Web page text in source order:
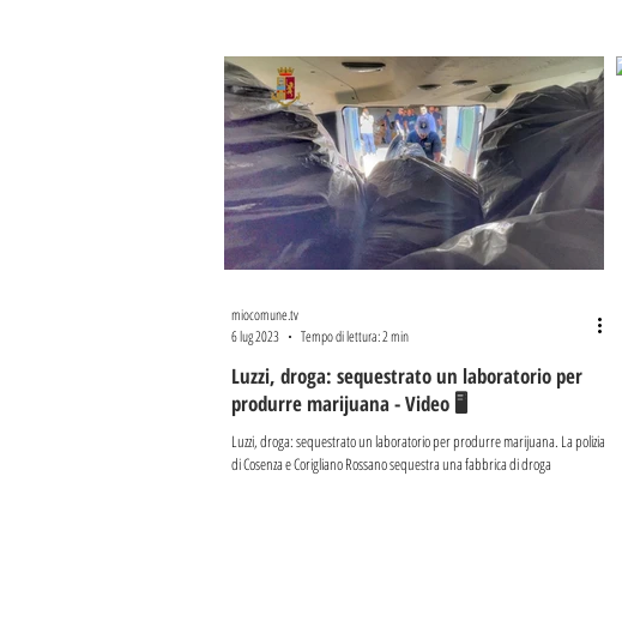
Luzzi, droga: sequestrato un laboratorio per
produrre marijuana - Video 🖥
Luzzi, droga: sequestrato un laboratorio per produrre marijuana. La polizia
di Cosenza e Corigliano Rossano sequestra una fabbrica di droga
miocomune.tv
6 lug 2023
Tempo di lettura: 2 min